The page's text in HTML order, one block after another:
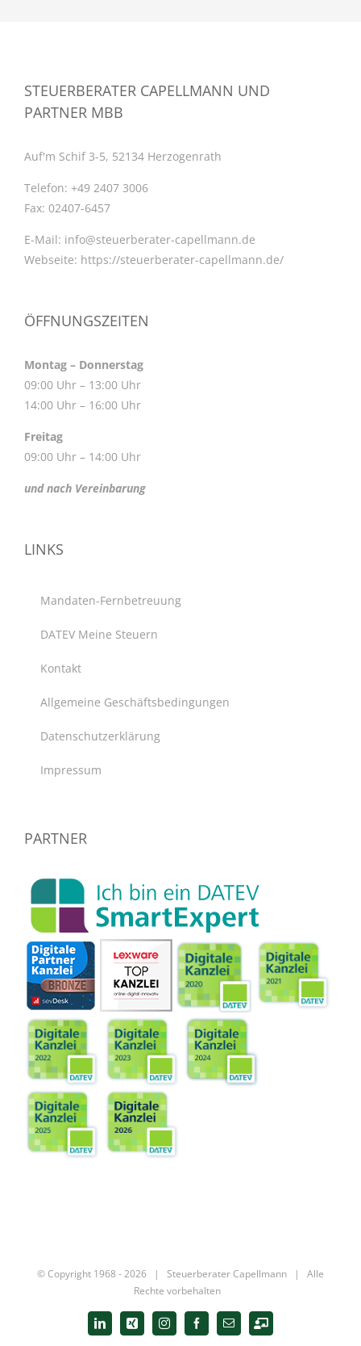
STEUERBERATER CAPELLMANN UND
PARTNER MBB
Auf'm Schif 3-5, 52134 Herzogenrath
Telefon: +49 2407 3006
Fax: 02407-6457
E-Mail: info@steuerberater-capellmann.de
Webseite: https://steuerberater-capellmann.de/
ÖFFNUNGSZEITEN
Montag – Donnerstag
09:00 Uhr – 13:00 Uhr
14:00 Uhr – 16:00 Uhr
Freitag
09:00 Uhr – 14:00 Uhr
und nach Vereinbarung
LINKS
Mandaten-Fernbetreuung
DATEV Meine Steuern
Kontakt
Allgemeine Geschäftsbedingungen
Datenschutzerklärung
Impressum
PARTNER
© Copyright 1968 -2026 | Steuerberater Capellmann | Alle
Rechte vorbehalten
LinkedInXing InstagramFacebook
E-
Mail
Digitale
Kanzlei